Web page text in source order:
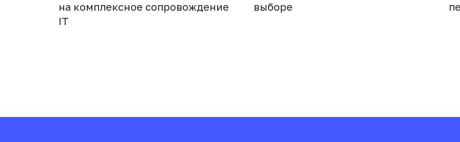
на комплексное сопровождение
IT
выборе